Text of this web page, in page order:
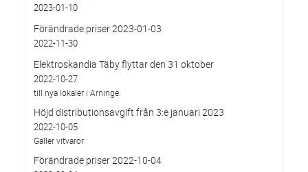
2023-01-10
Förändrade priser 2023-01-03
2022-11-30
Elektroskandia Täby flyttar den 31 oktober
2022-10-27
till nya lokaler i Arninge.
Höjd distributionsavgift från 3:e januari 2023
2022-10-05
Gäller vitvaror
Förändrade priser 2022-10-04